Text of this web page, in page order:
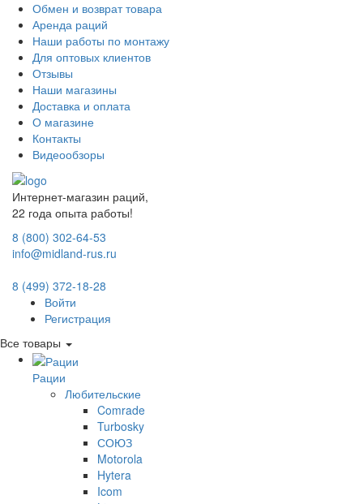
Обмен и возврат товара
Аренда раций
Наши работы по монтажу
Для оптовых клиентов
Отзывы
Наши магазины
Доставка и оплата
О магазине
Контакты
Видеообзоры
Интернет-магазин раций,
22 года опыта работы!
8 (800) 302-64-53
info@midland-rus.ru
8 (499) 372-18-28
Войти
Регистрация
Все товары
Рации
Любительские
Comrade
Turbosky
СОЮЗ
Motorola
Hytera
Icom